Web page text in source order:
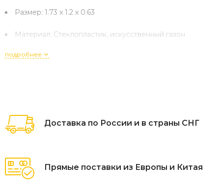
Размер: 1.73 x 1.2 x 0.63
Материал: Стеклопластик, искусственный газон
подробнее
Доставка по России и в страны СНГ
Прямые поставки из Европы и Китая